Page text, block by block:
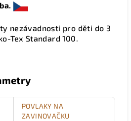
nezávadnosti pro děti do 3
Tex Standard 100.
POVLAKY NA
ZAVINOVAČKU